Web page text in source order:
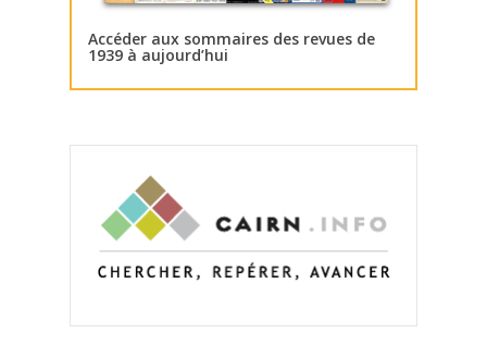
Accéder aux sommaires des revues de
1939 à aujourd’hui